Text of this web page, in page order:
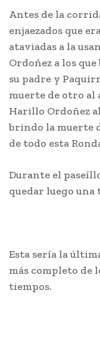
Antes de la
enjaezados que
ataviadas a la
Ordoñez a los
su padre y
muerte de otro al
Harillo Ordoñez
brindo la muerte
de todo esta
Durante el
quedar luego una
F.
Esta sería la
más completo de
tiempos.
Juan